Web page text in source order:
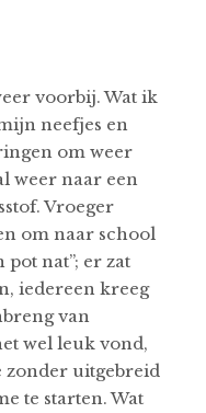
voorbij. Wat ik
neefjes en
om weer
weer naar een
Vroeger
om naar school
pot nat”; er zat
iedereen kreeg
van
wel leuk vond,
zonder uitgebreid
te starten. Wat